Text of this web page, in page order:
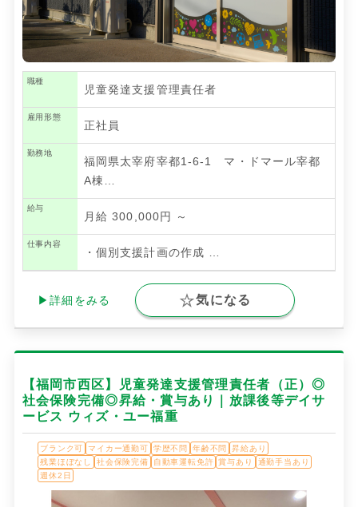
職種
児童発達支援管理責任者
雇用形態
正社員
勤務地
福岡県太宰府宰都1-6-1 マ・ドマール宰都
A棟…
給与
月給 300,000円 ～
仕事内容
・個別支援計画の作成
▶詳細をみる 気になる
【福岡市西区】児童発達支援管理責任者（正）◎
社会保険完備◎昇給・賞与あり｜放課後等デイサ
ービス ウィズ・ユー福重
ブランク可 マイカー通勤可 学歴不問 年齢不問
昇給あり
残業ほぼなし
社会保険完備 自動車運転免許 賞与あり
通勤手当あり
週休2日